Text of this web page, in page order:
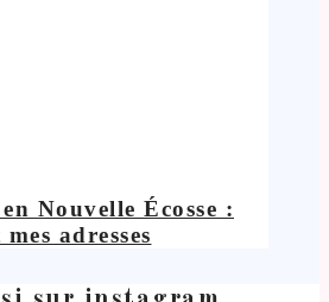
Nouvelle Écosse :
adresses